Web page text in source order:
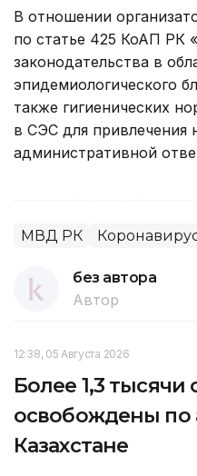
В отношении
по статье 425 КоАП РК
законодательства в
эпидемиологического
также гигиенических
в СЭС для привлечения
административной
МВД РК
без автора
Автор
12:38, 05 Августа 2026
Более 1,3
освобождены по
Казахстане